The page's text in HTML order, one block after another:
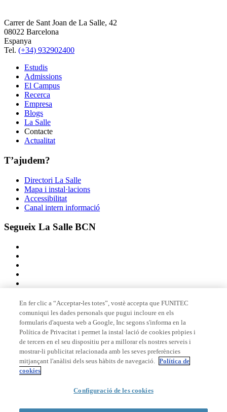
Carrer de Sant Joan de La Salle, 42
08022 Barcelona
Espanya
Tel. (+34) 932902400
Estudis
Admissions
El Campus
Recerca
Empresa
Blogs
La Salle
Contacte
Actualitat
T’ajudem?
Directori La Salle
Mapa i instal·lacions
Accessibilitat
Canal intern informació
Segueix La Salle BCN
Membre de
Acreditacions
© 2026 La Salle Campus Barcelona - URL |Avís legal
En fer clic a “Acceptar-les totes”, vostè accepta que FUNITEC
comuniqui les dades personals que pugui incloure en els
formularis d'aquesta web a Google, Inc segons s'informa en la
Política de Privacitat i permet la instal·lació de cookies pròpies i
de tercers en el seu dispositiu per a millorar els nostres serveis i
mostrar-li publicitat relacionada amb les seves preferències
mitjançant l'anàlisi dels seus hàbits de navegació. Política de
cookies
Configuració de les cookies